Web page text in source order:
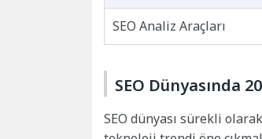
SEO Analiz Araçları
SEO Dünyasında
SEO dünyası sürekli